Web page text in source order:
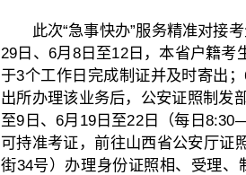
此次“急事快办”服务精准对接
29日、6月8日至12日，本省户籍
于3个工作日完成制证并及时寄出
出所办理该业务后，公安证照制发
至9日、6月19日至22日（每日
可持准考证，前往山西省公安厅证
街34号）办理身份证照相、受理